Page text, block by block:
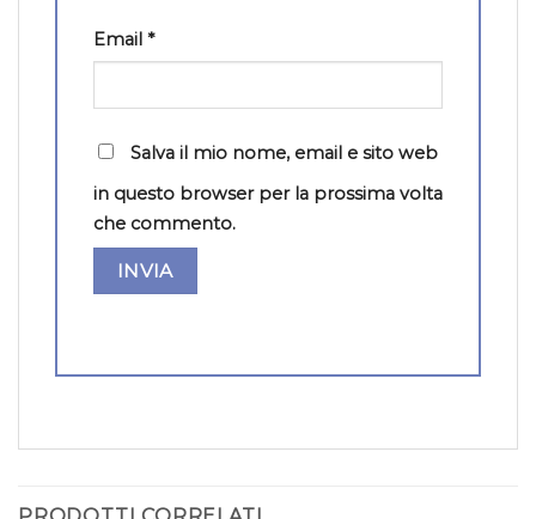
Email *
Salva il mio nome, email e sito web
in questo browser per la prossima volta
che commento.